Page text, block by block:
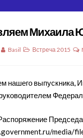
Михаила
Basil Встреча 2015
нашего выпускника,
media/